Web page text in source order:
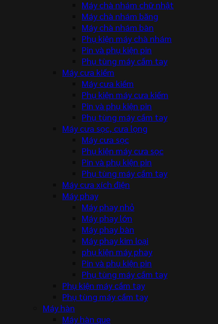
Máy chà nhám chữ nhật
Máy chà nhám băng
Máy chà nhám bàn
Phụ kiện máy chà nhám
Pin và phụ kiện pin
Phụ tùng máy cầm tay
Máy cưa kiếm
Máy cưa kiếm
Phụ kiện máy cưa kiếm
Pin và phụ kiện pin
Phụ tùng máy cầm tay
Máy cưa sọc, cưa lọng
Máy cưa sọc
Phụ kiện máy cưa sọc
Pin và phụ kiện pin
Phụ tùng máy cầm tay
Máy cưa xích điện
Máy phay
Máy phay nhỏ
Máy phay lớn
Máy phay bàn
Máy phay kim loại
phụ kiện máy phay
Pin và phụ kiện pin
Phụ tùng máy cầm tay
Phụ kiện máy cầm tay
Phụ tùng máy cầm tay
Máy hàn
Máy hàn que